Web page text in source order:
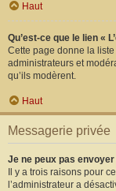
Haut
Qu’est-ce que le lien «
Cette page donne la
administrateurs et
qu’ils modèrent.
Haut
Messagerie privée
Je ne peux pas
Il y a trois raisons pour
l’administrateur a